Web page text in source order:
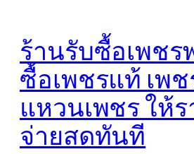
content
ร้านรับซื้อเพชร
ซื้อเพชรแท้ เพช
แหวนเพชร ให้
จ่ายสดทันที